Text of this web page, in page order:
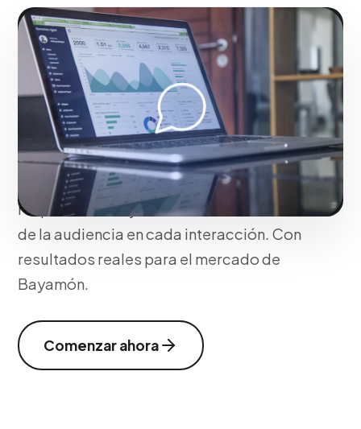
En Bayamón, establecemos una
estrategia de content marketing alineada
con arquetipos de marca sólidos y
parrillas de publicación estratégicas.
Integramos herramientas de
programación y social listening
avanzado para gestionar comunidades,
responder PQR y analizar el sentimiento
de la audiencia en cada interacción. Con
resultados reales para el mercado de
Bayamón.
Comenzar ahora